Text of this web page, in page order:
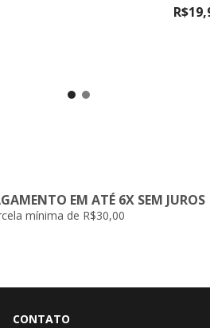
EM ATÉ 6X SEM JUROS
mínima de R$30,00
CONTATO